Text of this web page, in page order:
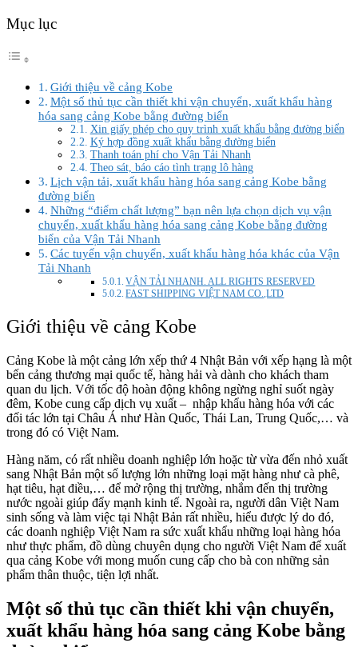
Mục lục
Giới thiệu về cảng Kobe
Một số thủ tục cần thiết khi vận chuyển, xuất khẩu hàng
hóa sang cảng Kobe bằng đường biển
Xin giấy phép cho quy trình xuất khẩu bằng đường biển
Ký hợp đồng xuất khẩu bằng đường biển
Thanh toán phí cho Vận Tải Nhanh
Theo sát, báo cáo tình trạng lô hàng
Lịch vận tải, xuất khẩu hàng hóa sang cảng Kobe bằng
đường biển
Những “điểm chất lượng” bạn nên lựa chọn dịch vụ vận
chuyển, xuất khẩu hàng hóa sang cảng Kobe bằng đường
biển của Vận Tải Nhanh
Các tuyến vận chuyển, xuất khẩu hàng hóa khác của Vận
Tải Nhanh
VẬN TẢI NHANH. ALL RIGHTS RESERVED
FAST SHIPPING VIỆT NAM CO.,LTD
Giới thiệu về cảng Kobe
Cảng Kobe là một cảng lớn xếp thứ 4 Nhật Bản với xếp hạng là một
bến cảng thương mại quốc tế, hàng hải và dành cho khách tham
quan du lịch. Với tốc độ hoàn động không ngừng nghỉ suốt ngày
đêm, Kobe cung cấp dịch vụ xuất – nhập khẩu hàng hóa với các
đối tác lớn tại Châu Á như Hàn Quốc, Thái Lan, Trung Quốc,… và
trong đó có Việt Nam.
Hàng năm, có rất nhiều doanh nghiệp lớn hoặc từ vừa đến nhỏ xuất
sang Nhật Bản một số lượng lớn những loại mặt hàng như cà phê,
hạt tiêu, hạt điều,… để mở rộng thị trường, nhắm đến thị trường
nước ngoài giúp đẩy mạnh kinh tế. Ngoài ra, người dân Việt Nam
sinh sống và làm việc tại Nhật Bản rất nhiều, hiểu được lý do đó,
các doanh nghiệp Việt Nam ra sức xuất khẩu những loại hàng hóa
như thực phẩm, đồ dùng chuyên dụng cho người Việt Nam để xuất
qua cảng Kobe với mong muốn cung cấp cho bà con những sản
phẩm thân thuộc, tiện lợi nhất.
Một số thủ tục cần thiết khi vận chuyển,
xuất khẩu hàng hóa sang cảng Kobe bằng